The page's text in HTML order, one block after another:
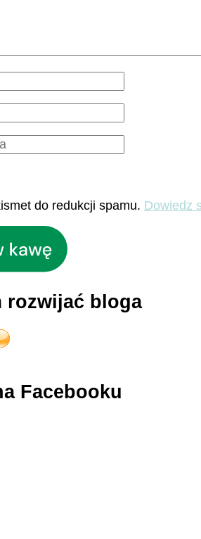
do redukcji spamu. Dowiedz
rozwijać bloga
Facebooku